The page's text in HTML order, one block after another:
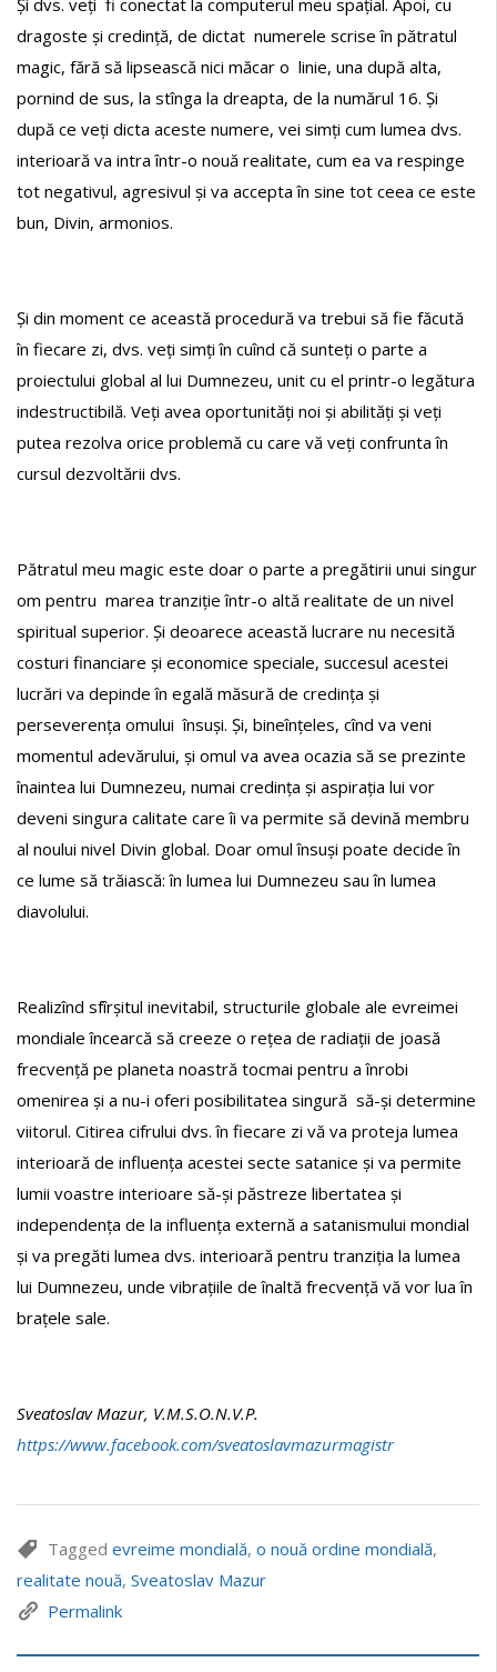
dragoste și credință, de dictat numerele scrise în pătratul
magic, fără să lipsească nici măcar o linie, una după alta,
pornind de sus, la stînga la dreapta, de la numărul 16. Și
după ce veți dicta aceste numere, vei simți cum lumea dvs.
interioară va intra într-o nouă realitate, cum ea va respinge
tot negativul, agresivul și va accepta în sine tot ceea ce este
bun, Divin, armonios.
Și din moment ce această procedură va trebui să fie făcută
în fiecare zi, dvs. veți simți în cuînd că sunteți o parte a
proiectului global al lui Dumnezeu, unit cu el printr-o legătura
indestructibilă. Veți avea oportunități noi și abilități și veți
putea rezolva orice problemă cu care vă veți confrunta în
cursul dezvoltării dvs.
Pătratul meu magic este doar o parte a pregătirii unui singur
om pentru marea tranziție într-o altă realitate de un nivel
spiritual superior. Și deoarece această lucrare nu necesită
costuri financiare și economice speciale, succesul acestei
lucrări va depinde în egală măsură de credința și
perseverența omului însuși. Și, bineînțeles, cînd va veni
momentul adevărului, și omul va avea ocazia să se prezinte
înaintea lui Dumnezeu, numai credința și aspirația lui vor
deveni singura calitate care îi va permite să devină membru
al noului nivel Divin global. Doar omul însuși poate decide în
ce lume să trăiască: în lumea lui Dumnezeu sau în lumea
diavolului.
Realizînd sfîrșitul inevitabil, structurile globale ale evreimei
mondiale încearcă să creeze o rețea de radiații de joasă
frecvență pe planeta noastră tocmai pentru a înrobi
omenirea și a nu-i oferi posibilitatea singură să-și determine
viitorul. Citirea cifrului dvs. în fiecare zi vă va proteja lumea
interioară de influența acestei secte satanice și va permite
lumii voastre interioare să-și păstreze libertatea și
independența de la influența externă a satanismului mondial
și va pregăti lumea dvs. interioară pentru tranziția la lumea
lui Dumnezeu, unde vibrațiile de înaltă frecvență vă vor lua în
brațele sale.
Sveatoslav Mazur, V.M.S.O.N.V.P.
https://www.facebook.com/sveatoslavmazurmagistr
Tagged evreime mondială, o nouă ordine mondială,
realitate nouă, Sveatoslav Mazur
Permalink